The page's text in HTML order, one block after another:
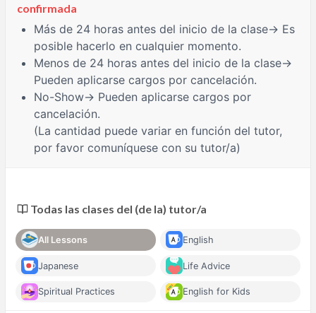
confirmada
Más de 24 horas antes del inicio de la clase→ Es
posible hacerlo en cualquier momento.
Menos de 24 horas antes del inicio de la clase→
Pueden aplicarse cargos por cancelación.
No-Show→ Pueden aplicarse cargos por
cancelación.
(La cantidad puede variar en función del tutor,
por favor comuníquese con su tutor/a)
Todas las clases del (de la) tutor/a
All Lessons English
Japanese Life Advice
Spiritual Practices English for Kids